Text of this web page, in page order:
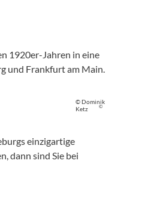
1920er-Jahren in eine
und Frankfurt am Main.
©
© Dominik
Ketz
einzigartige
dann sind Sie bei